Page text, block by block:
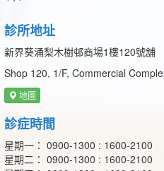
診所地址
新界葵涌梨木樹邨商場1樓120號舖
Shop 120, 1/F, Commercial
地圖
診症時間
星期一： 0900-1300 : 1600-2100
星期二： 0900-1300 : 1600-2100